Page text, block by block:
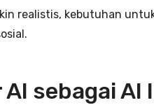
realistis, kebutuhan
sebagai AI